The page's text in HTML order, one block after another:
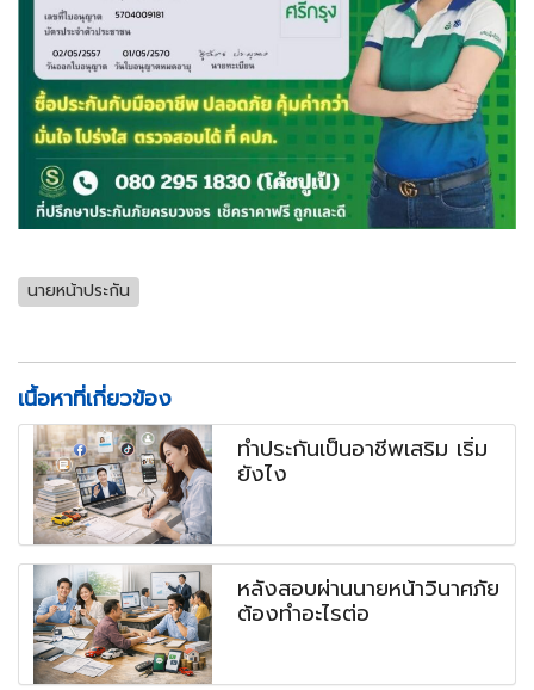
นายหน้าประกัน
เนื้อหาที่เกี่ยวข้อง
ทำประกันเป็นอาชีพเสริม เริ่ม
ยังไง
หลังสอบผ่านนายหน้าวินาศภัย
ต้องทำอะไรต่อ